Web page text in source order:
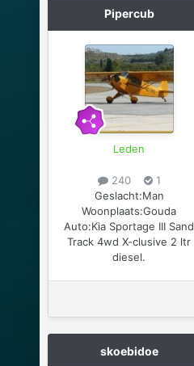
Pipercub
Leden
240
1
Geslacht:Man
Woonplaats:Gouda
Auto:Kia Sportage III Sand
Track 4wd X-clusive 2 ltr
diesel.
skoebidoe